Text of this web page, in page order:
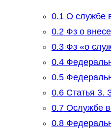
0.1О службе в
0.2Фз о
0.3Фз «о
0.4
0.5
0.6Статья 3.
0.7Ослужбе в
0.8